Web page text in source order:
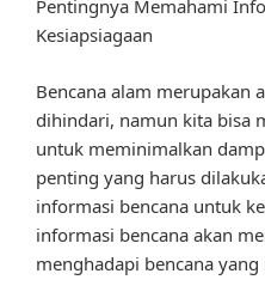
Pentingnya Memahami
Kesiapsiagaan
Bencana alam merupakan
dihindari, namun kita bisa
untuk meminimalkan
penting yang harus
informasi bencana untuk
informasi bencana akan
menghadapi bencana